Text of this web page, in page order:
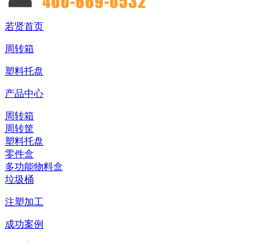
若贤首页
周转箱
塑料托盘
产品中心
周转箱
周转筐
塑料托盘
零件盒
多功能物料盒
垃圾桶
注塑加工
成功案例